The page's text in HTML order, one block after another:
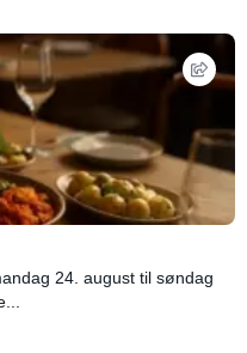
24. august til søndag